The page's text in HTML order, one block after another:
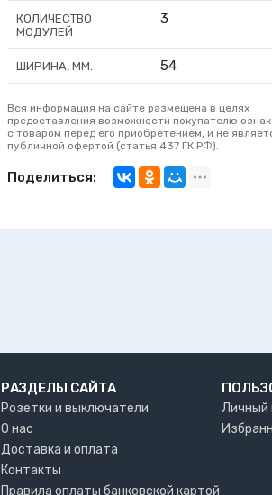
КОЛИЧЕСТВО
МОДУЛЕЙ
3
ШИРИНА, ММ. 54
Вся информация на сайте размещена в целях
предоставления возможности покупателю
с товаром перед его приобретением, и не
публичной офертой (статья 437 ГК РФ).
Поделиться:
РАЗДЕЛЫ САЙТА
Розетки и выключатели
О нас
Доставка и оплата
Контакты
Правила оплаты банковской картой
Личный